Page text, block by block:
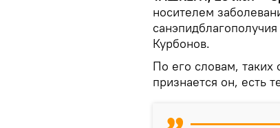
носителем
Курбонов.
По его словам,
признается он, есть